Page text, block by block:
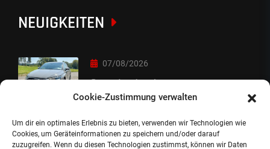
Cookie-Zustimmung verwalten
Um dir ein optimales Erlebnis zu bieten, verwenden wir Technologien wie
Cookies, um Geräteinformationen zu speichern und/oder darauf
zuzugreifen. Wenn du diesen Technologien zustimmst, können wir Daten
NEUIGKEITEN
07/08/2026
Sorry Leute :-)
06/08/2026